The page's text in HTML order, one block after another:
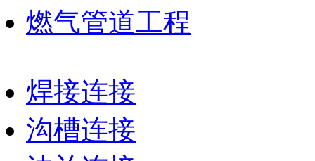
燃气管道工程
焊接连接
沟槽连接